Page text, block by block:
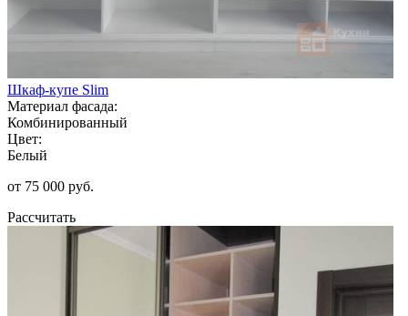
Шкаф-купе Slim
Материал фасада:
Комбинированный
Цвет:
Белый
от 75 000 руб.
Рассчитать